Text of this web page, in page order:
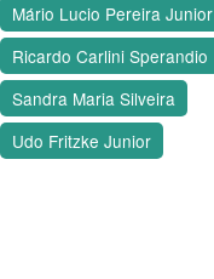
Mário Lucio Pereira Junior
Ricardo Carlini Sperandio
Sandra Maria Silveira
Udo Fritzke Junior